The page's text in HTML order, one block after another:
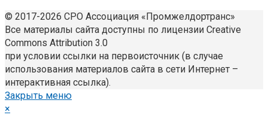
© 2017-2026 СРО Ассоциация «Промжелдортранс»
Все материалы сайта доступны по лицензии Creative
Commons Attribution 3.0
при условии ссылки на первоисточник (в случае
использования материалов сайта в сети Интернет –
интерактивная ссылка).
Закрыть меню
×